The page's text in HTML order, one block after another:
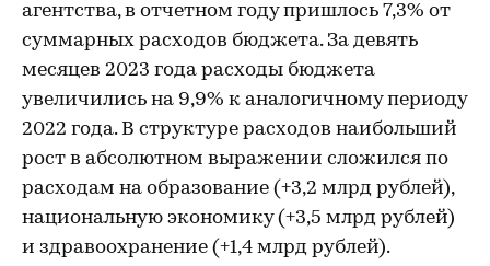
агентства, в отчетном году пришлось 7,3% от
суммарных расходов бюджета. За девять
месяцев 2023 года расходы бюджета
увеличились на 9,9% к аналогичному периоду
2022 года. В структуре расходов наибольший
рост в абсолютном выражении сложился по
расходам на образование (+3,2 млрд рублей),
национальную экономику (+3,5 млрд рублей)
и здравоохранение (+1,4 млрд рублей).